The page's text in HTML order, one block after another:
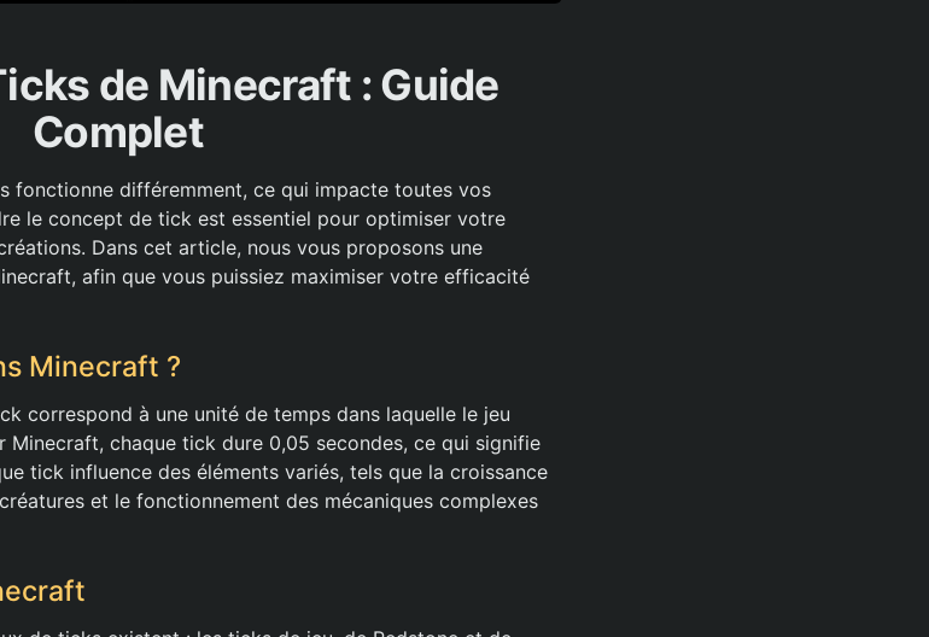
de Minecraft : Guide
Complet
fonctionne différemment, ce qui impacte toutes vos
le concept de tick est essentiel pour optimiser votre
Dans cet article, nous vous proposons une
afin que vous puissiez maximiser votre efficacité
Minecraft ?
correspond à une unité de temps dans laquelle le jeu
Minecraft, chaque tick dure 0,05 secondes, ce qui signifie
tick influence des éléments variés, tels que la croissance
et le fonctionnement des mécaniques complexes